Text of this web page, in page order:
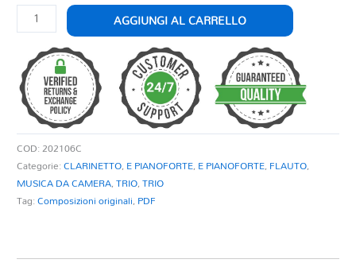
DUE
DANZE
FLAUTO
CLARINETTO
E
PIANOFORTE
quantità
AGGIUNGI AL CARRELLO
COD:202106C
Categorie:CLARINETTO, E PIANOFORTE, E PIANOFORTE, FLAUTO,
MUSICA DA CAMERA,TRIO,TRIO
Tag:Composizioni originali, PDF